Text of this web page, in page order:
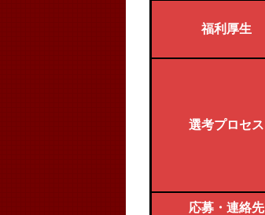
福利厚生
選考プロセス
応募・連絡先